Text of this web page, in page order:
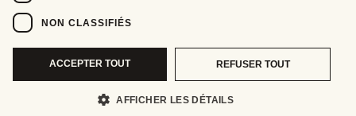
NON CLASSIFIÉS
ACCEPTER TOUT REFUSER TOUT
AFFICHER LES DÉTAILS